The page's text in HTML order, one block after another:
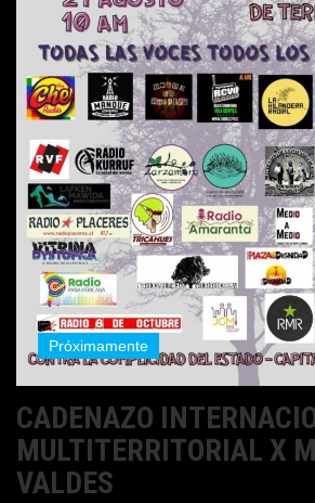
Próximamente
CADENAZO
MULTITERRITORIAL X
VALDES